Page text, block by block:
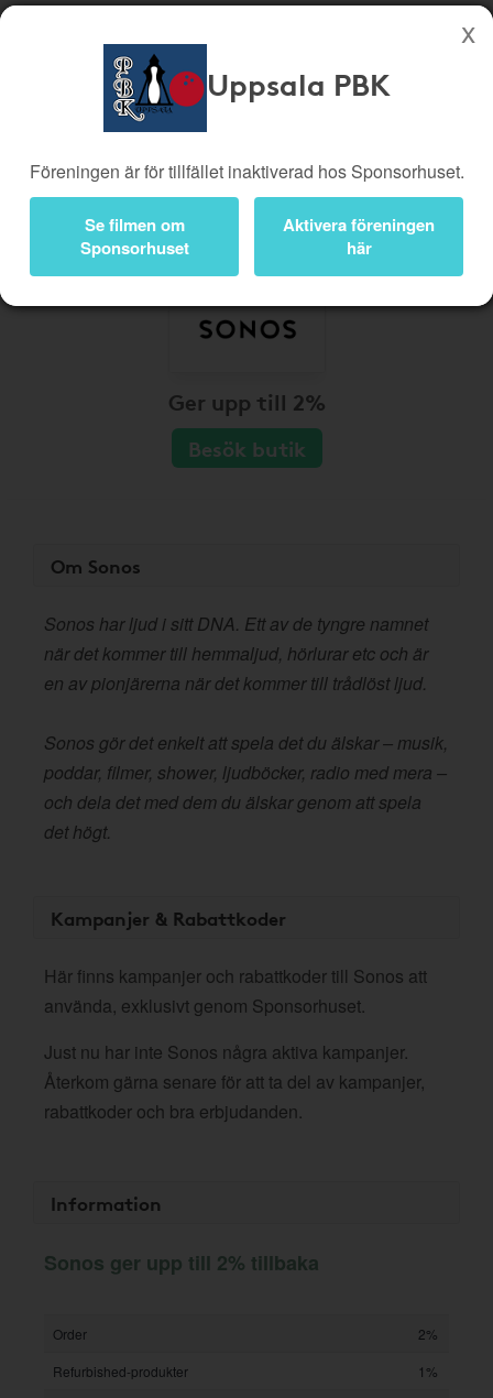
Köp genom denna sida stöttar Uppsala PBK
Butiker
Presentkort
Kampanjer
Bli medlem
Logga in
Uppsala PBK
Föreningen är för tillfället inaktiverad hos Sponsorhuset.
Se filmen om
Sponsorhuset
Aktivera föreningen
här
Ger upp till 2%
Besök butik
Om Sonos
Sonos har ljud i sitt DNA. Ett av de tyngre namnet
när det kommer till hemmaljud, hörlurar etc och är
en av pionjärerna när det kommer till trådlöst ljud.
Sonos gör det enkelt att spela det du älskar – musik,
poddar, filmer, shower, ljudböcker, radio med mera –
och dela det med dem du älskar genom att spela
det högt.
Kampanjer & Rabattkoder
Här finns kampanjer och rabattkoder till Sonos att
använda, exklusivt genom Sponsorhuset.
Just nu har inte Sonos några aktiva kampanjer.
Återkom gärna senare för att ta del av kampanjer,
rabattkoder och bra erbjudanden.
Information
Sonos ger upp till 2% tillbaka
Order
2%
Refurbished-produkter
1%